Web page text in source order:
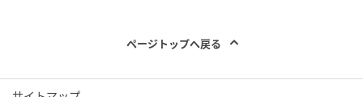
可能だ。作品募集は7月1日から12月11日まで。予備審
ページトップへ戻る